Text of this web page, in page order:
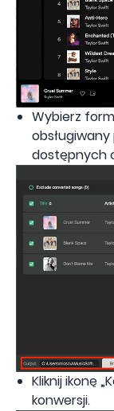
Wybierz
dostępnych
Kliknij ikonę
konwersji.